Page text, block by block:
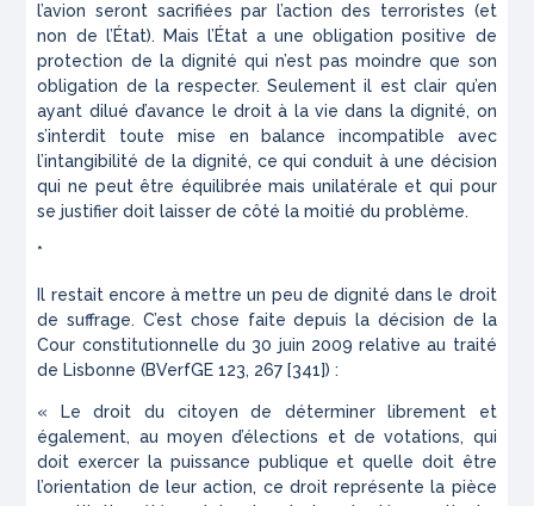
l’avion seront sacrifiées par l’action des terroristes (et
non de l’État). Mais l’État a une obligation positive de
protection de la dignité qui n’est pas moindre que son
obligation de la respecter. Seulement il est clair qu’en
ayant dilué d’avance le droit à la vie dans la dignité, on
s’interdit toute mise en balance incompatible avec
l’intangibilité de la dignité, ce qui conduit à une décision
qui ne peut être équilibrée mais unilatérale et qui pour
se justifier doit laisser de côté la moitié du problème.
*
Il restait encore à mettre un peu de dignité dans le droit
de suffrage. C’est chose faite depuis la décision de la
Cour constitutionnelle du 30 juin 2009 relative au traité
de Lisbonne (BVerfGE 123, 267 [341]) :
« Le droit du citoyen de déterminer librement et
également, au moyen d’élections et de votations, qui
doit exercer la puissance publique et quelle doit être
l’orientation de leur action, ce droit représente la pièce